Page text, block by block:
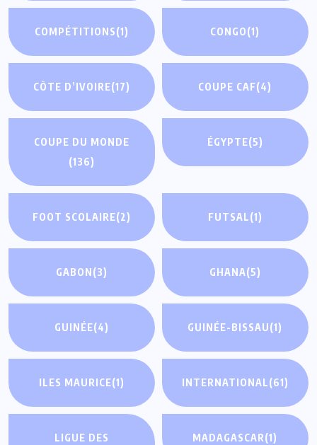
COMPÉTITIONS(1) CONGO(1)
CÔTE D’IVOIRE(17) COUPE CAF(4)
COUPE DU MONDE
(136)
ÉGYPTE(5)
FOOT SCOLAIRE(2) FUTSAL(1)
GABON(3) GHANA(5)
GUINÉE(4) GUINÉE-BISSAU(1)
ILES MAURICE(1) INTERNATIONAL(61)
LIGUE DES
MADAGASCAR(1)